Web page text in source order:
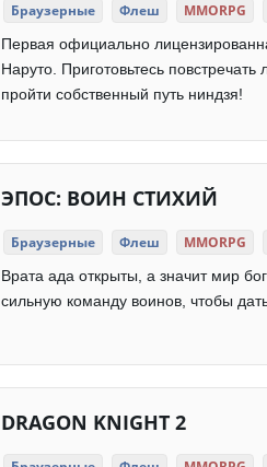
Браузерные Флеш MMORPG
Первая официально
Наруто. Приготовьтесь
пройти собственный путь ниндзя!
ЭПОС: ВОИН СТИХИЙ
Браузерные Флеш MMORPG
Врата ада открыты, а значит мир
сильную команду воинов, чтобы
DRAGON KNIGHT 2